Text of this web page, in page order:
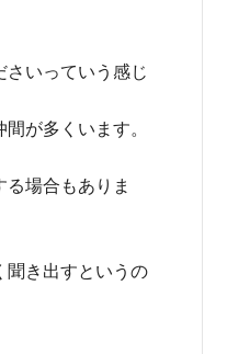
さいっていう感じ
が多くいます。
る場合もありま
聞き出すというの